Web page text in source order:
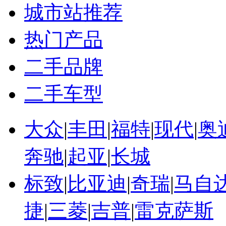
东风标致和雪铁龙区别
东风标致售后接待流程
东风标致301酒红色
东风标致508 导航...
城市站推荐
热门产品
二手品牌
二手车型
大众|丰田 |福特|现代|奥
奔驰|起亚|长城
标致| 比亚迪|奇瑞|马自
捷|三菱|吉普|雷克萨斯